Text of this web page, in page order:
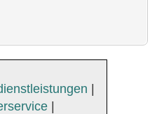
|